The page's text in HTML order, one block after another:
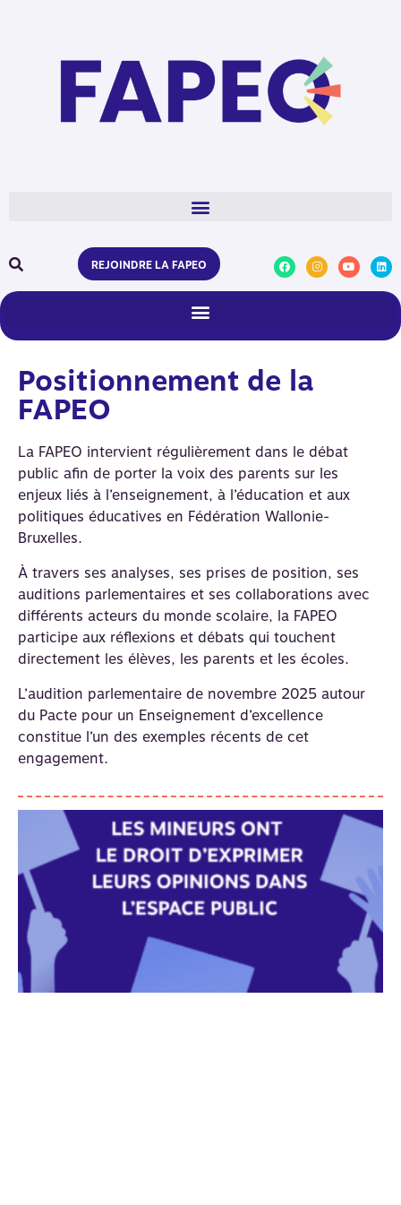
REJOINDRE LA FAPEO
Positionnement de la
FAPEO
La FAPEO intervient régulièrement dans le débat
public afin de porter la voix des parents sur les
enjeux liés à l’enseignement, à l’éducation et aux
politiques éducatives en Fédération Wallonie-
Bruxelles.
À travers ses analyses, ses prises de position, ses
auditions parlementaires et ses collaborations avec
différents acteurs du monde scolaire, la FAPEO
participe aux réflexions et débats qui touchent
directement les élèves, les parents et les écoles.
L’audition parlementaire de novembre 2025 autour
du Pacte pour un Enseignement d’excellence
constitue l’un des exemples récents de cet
engagement.